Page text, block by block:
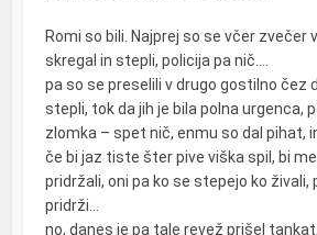
Romi so bili. Najprej so se včer zvečer
skregal in stepli, policija pa nič….
pa so se preselili v drugo gostilno čez
stepli, tok da jih je bila polna urgenca,
zlomka – spet nič, enmu so dal pihat,
če bi jaz tiste šter pive viška spil, bi
pridržali, oni pa ko se stepejo ko živali,
pridrži…
no, danes je pa tale revež prišel